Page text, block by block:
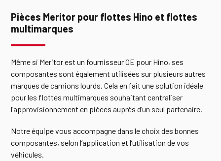
Pièces Meritor pour flottes Hino et flottes
multimarques
Même si Meritor est un fournisseur OE pour Hino, ses
composantes sont également utilisées sur plusieurs autres
marques de camions lourds. Cela en fait une solution idéale
pour les flottes multimarques souhaitant centraliser
l’approvisionnement en pièces auprès d’un seul partenaire.
Notre équipe vous accompagne dans le choix des bonnes
composantes, selon l’application et l’utilisation de vos
véhicules.